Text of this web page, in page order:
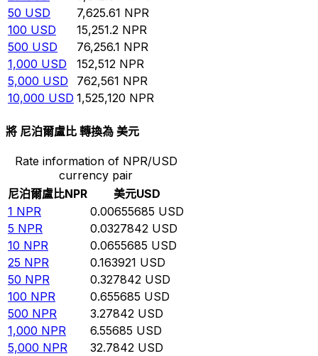
50 USD 7,625.61 NPR
100 USD 15,251.2 NPR
500 USD 76,256.1 NPR
1,000 USD 152,512 NPR
5,000 USD 762,561 NPR
10,000 USD 1,525,120 NPR
將 尼泊爾盧比 轉換為 美元
Rate information of NPR/USD
currency pair
尼泊爾盧比NPR 美元USD
1 NPR 0.00655685 USD
5 NPR 0.0327842 USD
10 NPR 0.0655685 USD
25 NPR 0.163921 USD
50 NPR 0.327842 USD
100 NPR 0.655685 USD
500 NPR 3.27842 USD
1,000 NPR 6.55685 USD
5,000 NPR 32.7842 USD